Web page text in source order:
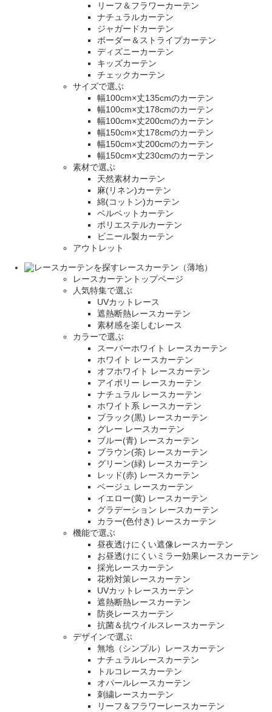
リーフ＆フラワーカーテン
ナチュラルカーテン
ジャガードカーテン
ボーダー＆ストライプカーテン
ディズニーカーテン
キッズカーテン
チェックカーテン
サイズで選ぶ
幅100cm×丈135cmのカーテン
幅100cm×丈178cmのカーテン
幅100cm×丈200cmのカーテン
幅150cm×丈178cmのカーテン
幅150cm×丈200cmのカーテン
幅150cm×丈230cmのカーテン
素材で選ぶ
天然素材カーテン
麻(リネン)カーテン
綿(コットン)カーテン
ベルベットカーテン
ポリエステルカーテン
ビニール製カーテン
アウトレット
レースカーテン（薄地）
レースカーテントップページ
人気特集で選ぶ
UVカットレース
遮熱断熱レースカーテン
素材感を楽しむレース
カラーで選ぶ
スーパーホワイト レースカーテン
ホワイト レースカーテン
オフホワイト レースカーテン
アイボリー レースカーテン
ナチュラル レースカーテン
ホワイト系 レースカーテン
ブラック(黒) レースカーテン
グレー レースカーテン
ブルー(青) レースカーテン
ブラウン(茶) レースカーテン
グリーン(緑) レースカーテン
レッド(赤) レースカーテン
ベージュ レースカーテン
イエロー(黄) レースカーテン
グラデーション レースカーテン
カラー(色付き) レースカーテン
機能で選ぶ
昼夜透けにくい遮像レースカーテン
お昼透けにくいミラー効果レースカーテン
採光レースカーテン
花粉対策レースカーテン
UVカットレースカーテン
遮熱断熱レースカーテン
防炎レースカーテン
抗菌＆抗ウイルスレースカーテン
デザインで選ぶ
無地（シンプル）レースカーテン
ナチュラルレースカーテン
トルコレースカーテン
オパールレースカーテン
刺繍レースカーテン
リーフ＆フラワーレースカーテン